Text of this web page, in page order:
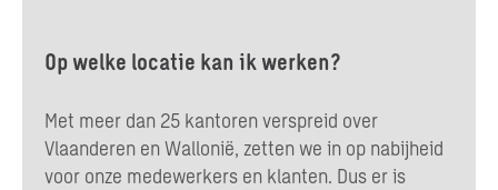
Op welke locatie kan ik werken?
Met meer dan 25 kantoren verspreid over
Vlaanderen en Wallonië, zetten we in op nabijheid
voor onze medewerkers en klanten. Dus er is